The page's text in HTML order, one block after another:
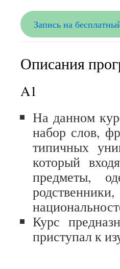
Запись на
Описания
A1
На данном
набор слов,
типичных
который
предметы,
Курс
приступал к